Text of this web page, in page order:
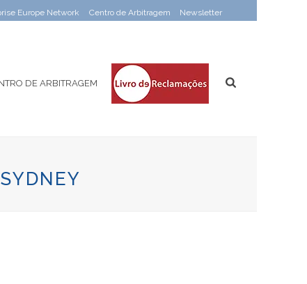
Newsletter
Europe Network Centro de Arbitragem
DE ARBITRAGEM